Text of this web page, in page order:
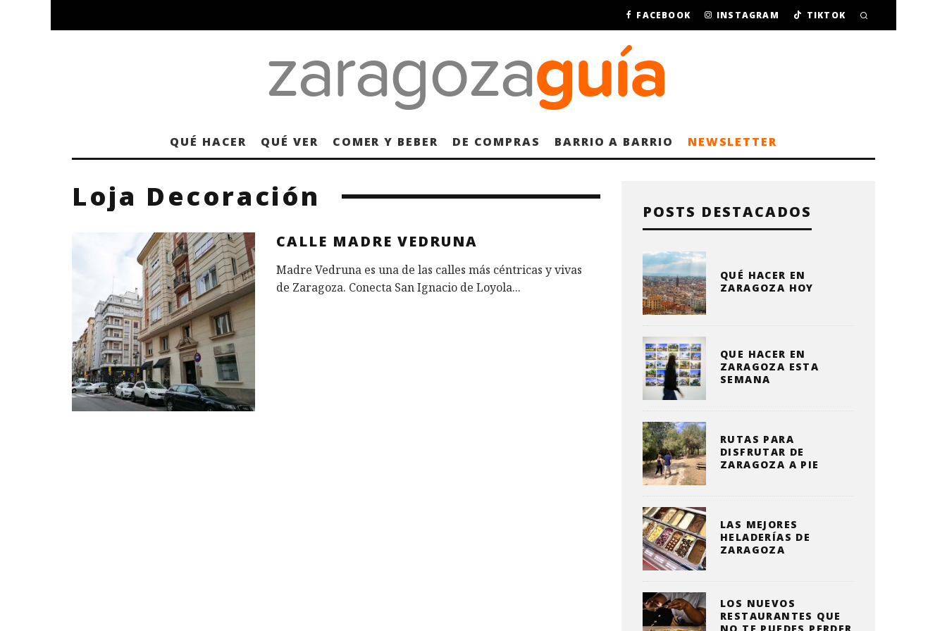
FACEBOOK INSTAGRAM TIKTOK
QUÉ HACER QUÉ VER COMER Y BEBER DE COMPRAS BARRIO A BARRIO NEWSLETTER
Loja Decoración
CALLE MADRE VEDRUNA
Madre Vedruna es una de las calles más céntricas y vivas
de Zaragoza. Conecta San Ignacio de Loyola...
POSTS DESTACADOS
QUÉ HACER EN
ZARAGOZA HOY
QUE HACER EN
ZARAGOZA ESTA
SEMANA
RUTAS PARA
DISFRUTAR DE
ZARAGOZA A PIE
LAS MEJORES
HELADERÍAS DE
ZARAGOZA
LOS NUEVOS
RESTAURANTES QUE
NO TE PUEDES PERDER